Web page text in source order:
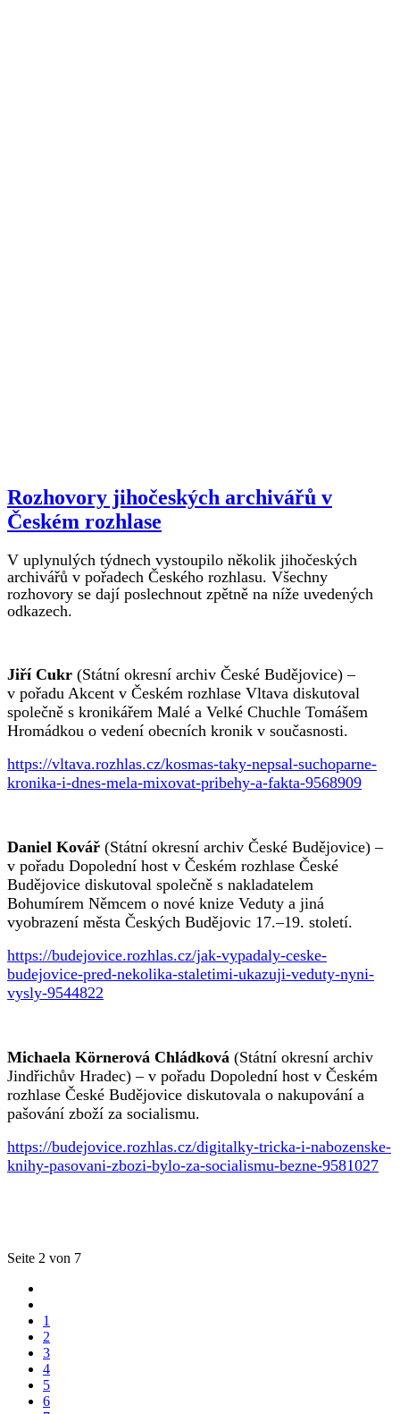
Rozhovory jihočeských archivářů v
Českém rozhlase
V uplynulých týdnech vystoupilo několik jihočeských
archivářů v pořadech Českého rozhlasu. Všechny
rozhovory se dají poslechnout zpětně na níže uvedených
odkazech.
Jiří Cukr (Státní okresní archiv České Budějovice) –
v pořadu Akcent v Českém rozhlase Vltava diskutoval
společně s kronikářem Malé a Velké Chuchle Tomášem
Hromádkou o vedení obecních kronik v současnosti.
https://vltava.rozhlas.cz/kosmas-taky-nepsal-suchoparne-
kronika-i-dnes-mela-mixovat-pribehy-a-fakta-9568909
Daniel Kovář (Státní okresní archiv České Budějovice) –
v pořadu Dopolední host v Českém rozhlase České
Budějovice diskutoval společně s nakladatelem
Bohumírem Němcem o nové knize Veduty a jiná
vyobrazení města Českých Budějovic 17.–19. století.
https://budejovice.rozhlas.cz/jak-vypadaly-ceske-
budejovice-pred-nekolika-staletimi-ukazuji-veduty-nyni-
vysly-9544822
Michaela Körnerová Chládková (Státní okresní archiv
Jindřichův Hradec) – v pořadu Dopolední host v Českém
rozhlase České Budějovice diskutovala o nakupování a
pašování zboží za socialismu.
https://budejovice.rozhlas.cz/digitalky-tricka-i-nabozenske-
knihy-pasovani-zbozi-bylo-za-socialismu-bezne-9581027
Seite 2 von 7
1
2
3
4
5
6